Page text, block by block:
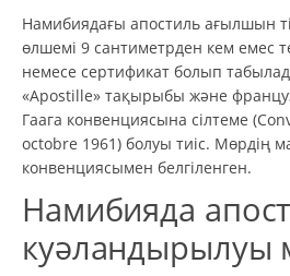
Намибиядағы апостиль ағылшын
өлшемі 9 сантиметрден кем емес
немесе сертификат болып
«Apostille» тақырыбы және
Гаага конвенциясына сілтеме
octobre 1961) болуы тиіс. Мөрдің
конвенциясымен белгіленген.
Намибияда
куәландырылуы